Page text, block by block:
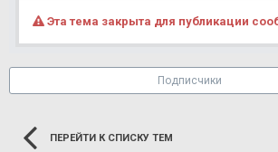
Эта тема закрыта для публикации
Подписчики
ПЕРЕЙТИ К СПИСКУ ТЕМ